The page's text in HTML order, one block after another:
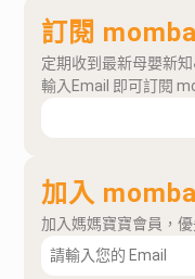
訂閱
定期收到最新母嬰新知
輸入Email 即可訂閱
加入
加入媽媽寶寶會員，